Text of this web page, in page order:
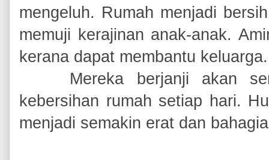
mengeluh. Rumah menjadi
memuji kerajinan anak-anak.
kerana dapat membantu
Mereka berjanji akan
kebersihan rumah setiap hari.
menjadi semakin erat dan